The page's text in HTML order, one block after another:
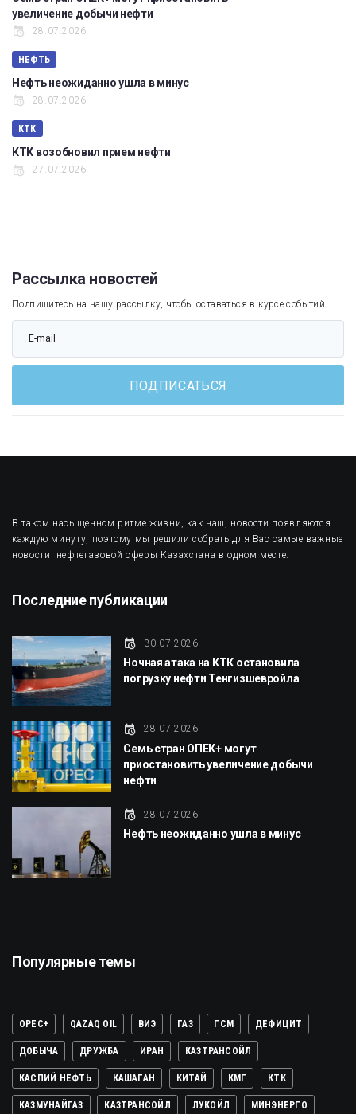
увеличение добычи нефти
28.07.2026
НЕФТЬ
Нефть неожиданно ушла в минус
28.07.2026
КТК
КТК возобновил прием нефти
27.07.2026
Рассылка новостей
Подпишитесь на нашу рассылку, чтобы оставаться в курсе событий
ПОДПИСАТЬСЯ
В таком насыщенном ритме жизни, как наш, новости появляются
каждую минуту, поэтому мы решили собрать для Вас самые важные
новости нефтегазовой сферы Казахстана в одном месте.
Последние публикации
30.07.2026
Ночная атака на КТК остановила
погрузку нефти Тенгизшевройла
28.07.2026
Семь стран ОПЕК+ могут
приостановить увеличение добычи
нефти
28.07.2026
Нефть неожиданно ушла в минус
Популярные темы
OPEC+ QAZAQ OIL ВИЭ ГАЗ ГСМ ДЕФИЦИТ
ДОБЫЧА ДРУЖБА ИРАН КАЗТРАНСОЙЛ
КАСПИЙ НЕФТЬ КАШАГАН КИТАЙ КМГ КТК
КАЗМУНАЙГАЗ КАЗТРАНСОЙЛ ЛУКОЙЛ МИНЭНЕРГО